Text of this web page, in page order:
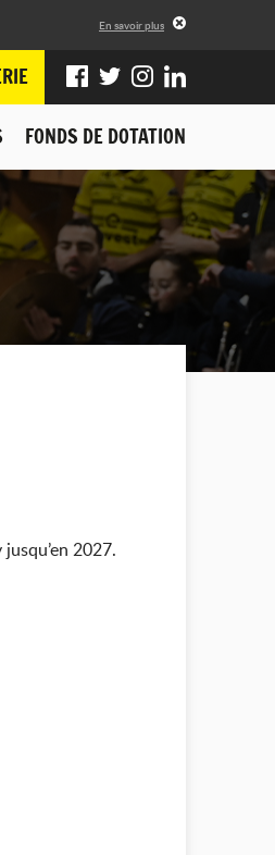
En savoir plus
FONDS DE DOTATION
2027.